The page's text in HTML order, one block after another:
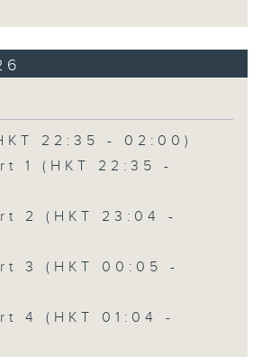
22:35 - 02:00)
1 (HKT 22:35 -
2 (HKT 23:04 -
3 (HKT 00:05 -
4 (HKT 01:04 -